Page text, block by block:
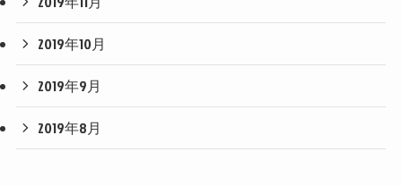
2019年10月
2019年9月
2019年8月